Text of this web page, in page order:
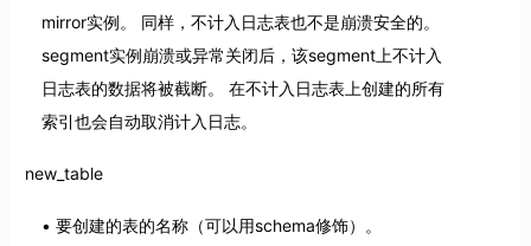
mirror实例。 同样，不计入日志表也不是崩溃安全的。
segment实例崩溃或异常关闭后，该segment上不计入
日志表的数据将被截断。 在不计入日志表上创建的所有
索引也会自动取消计入日志。
new_table
要创建的表的名称（可以用schema修饰）。